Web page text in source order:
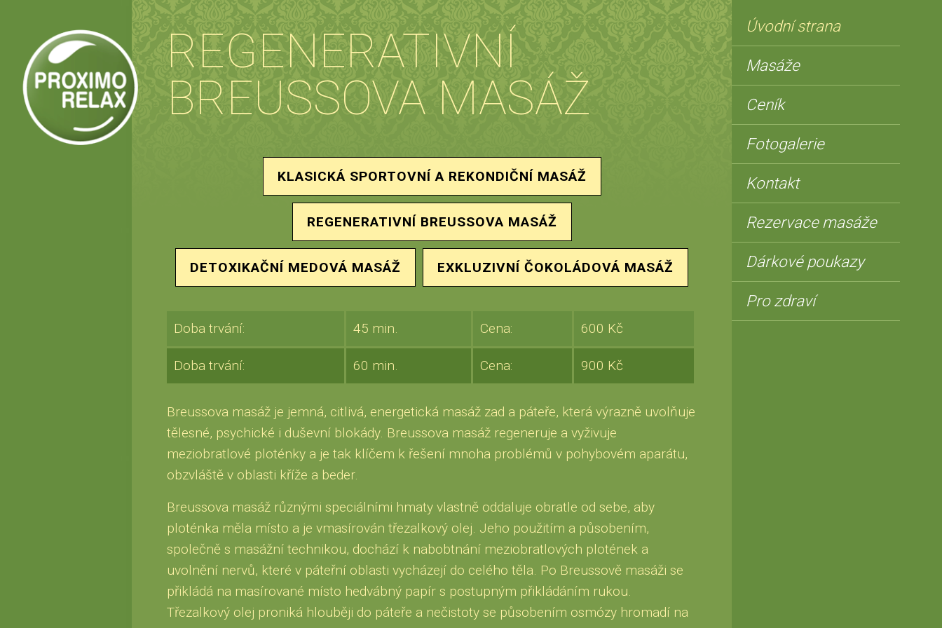
Úvodní strana
Masáže
Ceník
Fotogalerie
Kontakt
Rezervace masáže
Dárkové poukazy
Pro zdraví
REGENERATIVNÍ
BREUSSOVA MASÁŽ
KLASICKÁ SPORTOVNÍ A REKONDIČNÍ MASÁŽ
REGENERATIVNÍ BREUSSOVA MASÁŽ
DETOXIKAČNÍ MEDOVÁ MASÁŽ EXKLUZIVNÍ ČOKOLÁDOVÁ MASÁŽ
Doba trvání: 45 min. Cena: 600 Kč
Doba trvání: 60 min. Cena: 900 Kč
Breussova masáž je jemná, citlivá, energetická masáž zad a páteře, která výrazně uvolňuje
tělesné, psychické i duševní blokády. Breussova masáž regeneruje a vyživuje
meziobratlové ploténky a je tak klíčem k řešení mnoha problémů v pohybovém aparátu,
obzvláště v oblasti kříže a beder.
Breussova masáž různými speciálními hmaty vlastně oddaluje obratle od sebe, aby
ploténka měla místo a je vmasírován třezalkový olej. Jeho použitím a působením,
společně s masážní technikou, dochází k nabobtnání meziobratlových plotének a
uvolnění nervů, které v páteřní oblasti vycházejí do celého těla. Po Breussově masáži se
přikládá na masírované místo hedvábný papír s postupným přikládáním rukou.
Třezalkový olej proniká hlouběji do páteře a nečistoty se působením osmózy hromadí na